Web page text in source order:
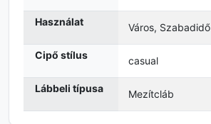
Használat Város, Szabadidő
Cipő stílus casual
Lábbeli típusa Mezítcláb